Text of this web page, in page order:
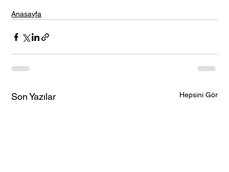
Anasayfa
Son Yazılar Hepsini Gör